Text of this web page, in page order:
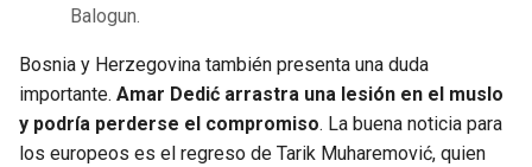
Balogun.
Bosnia y Herzegovina también presenta una duda
importante. Amar Dedić arrastra una lesión en el muslo
y podría perderse el compromiso. La buena noticia para
los europeos es el regreso de Tarik Muharemović, quien